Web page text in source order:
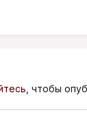
, чтобы